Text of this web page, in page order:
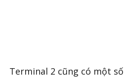
Terminal 2 cũng có một